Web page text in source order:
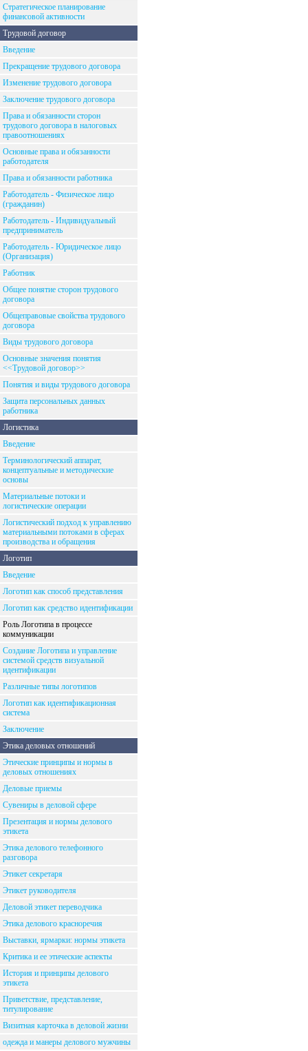
Стратегическое планирование
финансовой активности
Трудовой договор
Введение
Прекращение трудового договора
Изменение трудового договора
Заключение трудового договора
Права и обязанности сторон
трудового договора в налоговых
правоотношениях
Основные права и обязанности
работодателя
Права и обязанности работника
Работодатель - Физическое лицо
(гражданин)
Работодатель - Индивидуальный
предприниматель
Работодатель - Юридическое лицо
(Организация)
Работник
Общее понятие сторон трудового
договора
Общеправовые свойства трудового
договора
Виды трудового договора
Основные значения понятия
<<Трудовой договор>>
Понятия и виды трудового договора
Защита персональных данных
работника
Логистика
Введение
Терминологический аппарат,
концептуальные и методические
основы
Материальные потоки и
логистические операции
Логистический подход к управлению
материальными потоками в сферах
производства и обращения
Логотип
Введение
Логотип как способ представления
Логотип как средство идентификации
Роль Логотипа в процессе
коммуникации
Создание Логотипа и управление
системой средств визуальной
идентификации
Различные типы логотипов
Логотип как идентификационная
система
Заключение
Этика деловых отношений
Этические принципы и нормы в
деловых отношениях
Деловые приемы
Сувениры в деловой сфере
Презентация и нормы делового
этикета
Этика делового телефонного
разговора
Этикет секретаря
Этикет руководителя
Деловой этикет переводчика
Этика делового красноречия
Выставки, ярмарки: нормы этикета
Критика и ее этические аспекты
История и принципы делового
этикета
Приветствие, представление,
титулирование
Визитная карточка в деловой жизни
одежда и манеры делового мужчины